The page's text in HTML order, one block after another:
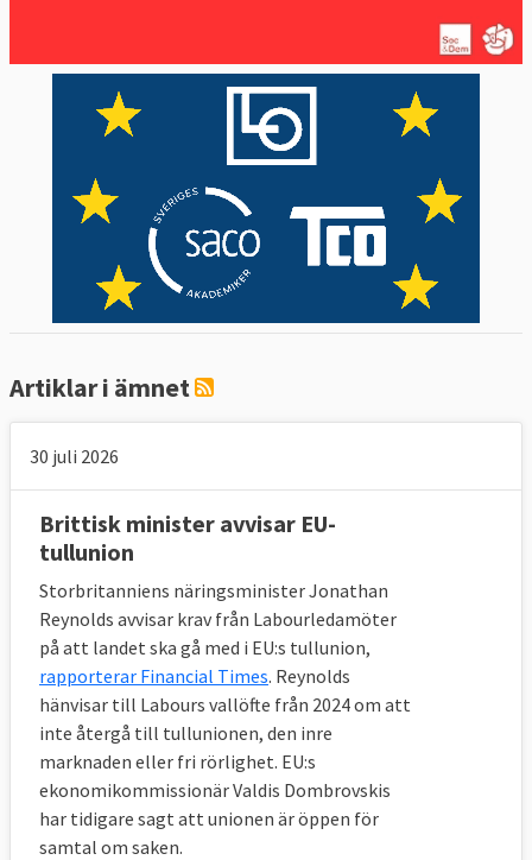
Artiklar i ämnet
30 juli 2026
Brittisk minister avvisar EU-
tullunion
Storbritanniens näringsminister Jonathan
Reynolds avvisar krav från Labourledamöter
på att landet ska gå med i EU:s tullunion,
rapporterar Financial Times. Reynolds
hänvisar till Labours vallöfte från 2024 om att
inte återgå till tullunionen, den inre
marknaden eller fri rörlighet. EU:s
ekonomikommissionär Valdis Dombrovskis
har tidigare sagt att unionen är öppen för
samtal om saken.